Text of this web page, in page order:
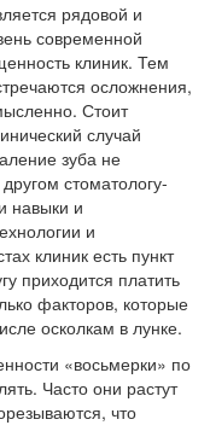
рядовой и
современной
клиник. Тем
осложнения,
Стоит
случай
зуба не
стоматологу-
навыки и
и
клиник есть пункт
приходится платить
факторов, которые
осколкам в лунке.
«восьмерки» по
Часто они растут
что